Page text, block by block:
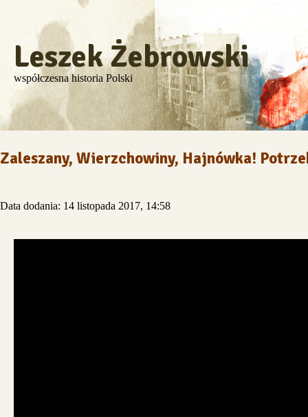
Leszek Żebrowski
współczesna historia Polski
Zaleszany, Wierzchowiny, Hajnówka!
Data dodania: 14 listopada 2017, 14:58